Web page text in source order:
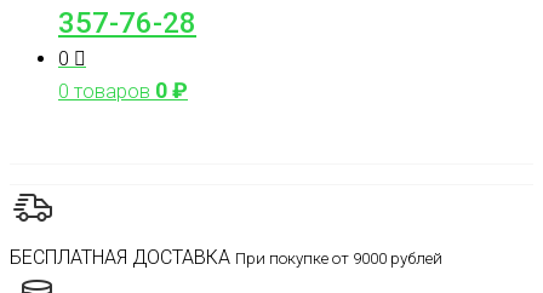
357-76-28
0
0 товаров 0₽
БЕСПЛАТНАЯ ДОСТАВКА При покупке от 9000 рублей